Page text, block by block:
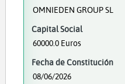
OMNIEDEN GROUP SL
Capital Social
60000.0 Euros
Fecha de Constitución
08/06/2026